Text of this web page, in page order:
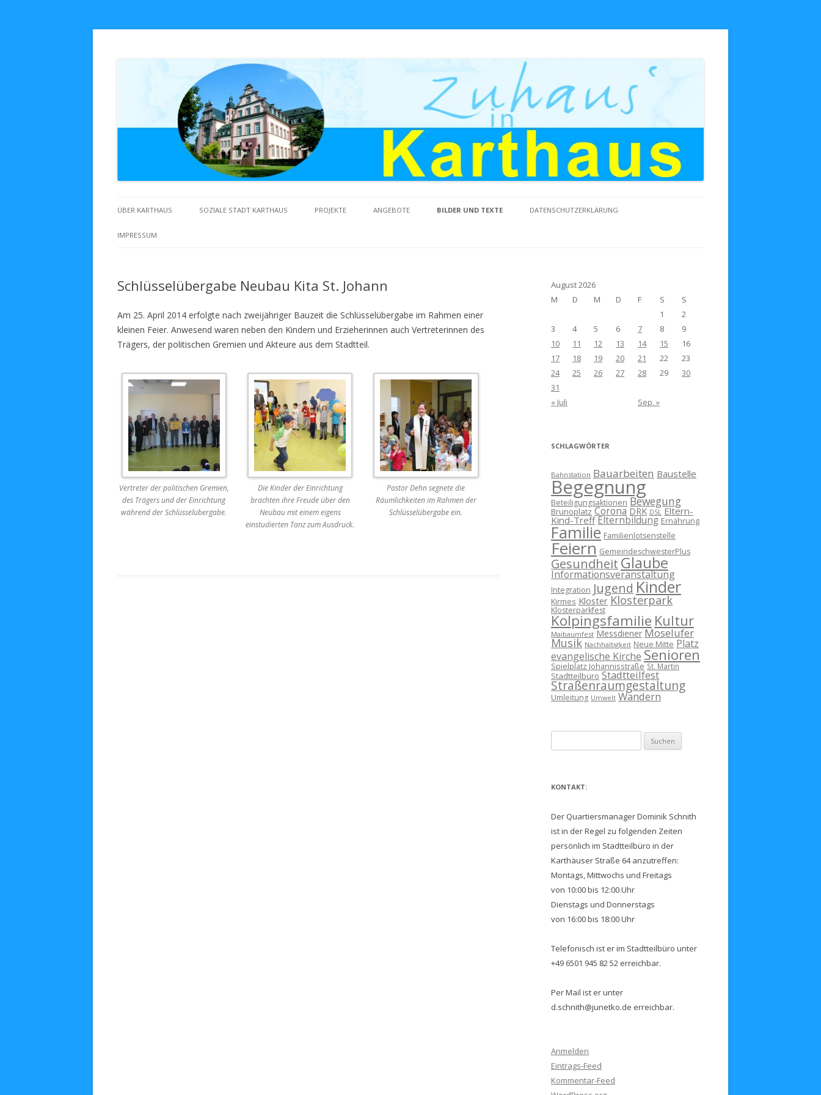
Zuhaus in Karthaus
ÜBER KARTHAUS SOZIALE STADT KARTHAUS PROJEKTE ANGEBOTE BILDER UND TEXTE DATENSCHUTZERKLÄRUNG
IMPRESSUM
Schlüsselübergabe Neubau Kita St. Johann
Am 25. April 2014 erfolgte nach zweijähriger Bauzeit die Schlüsselübergabe im Rahmen einer
kleinen Feier. Anwesend waren neben den Kindern und Erzieherinnen auch Vertreterinnen des
Trägers, der politischen Gremien und Akteure aus dem Stadtteil.
Vertreter der politischen Gremien,
des Trägers und der Einrichtung
während der Schlüsselübergabe.
Die Kinder der Einrichtung
brachten ihre Freude über den
Neubau mit einem eigens
einstudierten Tanz zum Ausdruck.
Pastor Dehn segnete die
Räumlichkeiten im Rahmen der
Schlüsselübergabe ein.
August 2026
M
D M D F S
S
1
2
3
4 5 6 7 8
9
10
11 12 13 14 15
16
17
18 19 20 21 22
23
24
25 26 27 28 29
30
31
« Juli
Sep. »
SCHLAGWÖRTER
Bahnstation Bauarbeiten Baustelle
Begegnung
Beteiligungsaktionen Bewegung
Brunoplatz Corona DRK DSL Eltern-
Kind-Treff Elternbildung Ernährung
Familie Familienlotsenstelle
Feiern GemeindeschwesterPlus
Gesundheit Glaube
Informationsveranstaltung
Integration Jugend Kinder
Kirmes Kloster Klosterpark
Klosterparkfest
Kolpingsfamilie Kultur
Maibaumfest Messdiener Moselufer
Musik Nachhaltigkeit Neue Mitte Platz
evangelische Kirche Senioren
Spielplatz Johannisstraße St. Martin
Stadtteilbüro Stadtteilfest
Straßenraumgestaltung
Umleitung Umwelt Wandern
nach:
KONTAKT:
Der Quartiersmanager Dominik Schnith
ist in der Regel zu folgenden Zeiten
persönlich im Stadtteilbüro in der
Karthäuser Straße 64 anzutreffen:
Montags, Mittwochs und Freitags
von 10:00 bis 12:00 Uhr
Dienstags und Donnerstags
von 16:00 bis 18:00 Uhr
Telefonisch ist er im Stadtteilbüro unter
+49 6501 945 82 52 erreichbar.
Per Mail ist er unter
d.schnith@junetko.de erreichbar.
Anmelden
Eintrags-Feed
Kommentar-Feed